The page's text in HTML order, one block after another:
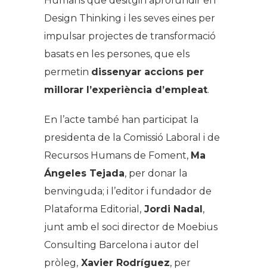
Design Thinking i les seves eines per
impulsar projectes de transformació
basats en les persones, que els
permetin dissenyar accions per
millorar l’experiència d’empleat.
En l’acte també han participat la
presidenta de la Comissió Laboral i de
Recursos Humans de Foment, Ma
Ángeles Tejada, per donar la
benvinguda; i l’editor i fundador de
Plataforma Editorial, Jordi Nadal,
junt amb el soci director de Moebius
Consulting Barcelona i autor del
pròleg, Xavier Rodríguez, per